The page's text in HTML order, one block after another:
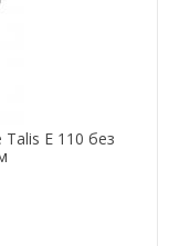
E 110 без